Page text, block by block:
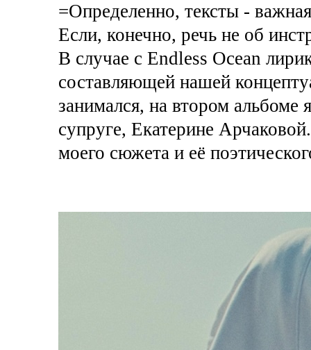
=Определенно, тексты -
Если, конечно, речь не об
В случае с Endless Ocean
составляющей нашей
занимался, на втором
супруге, Екатерине
моего сюжета и её